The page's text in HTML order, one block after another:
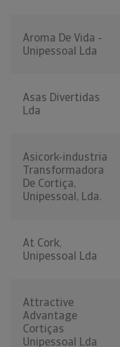
Aroma De Vida -
Unipessoal Lda
Asas Divertidas
Lda
Asicork-industria
Transformadora
De Cortiça,
Unipessoal, Lda.
At Cork,
Unipessoal Lda
Attractive
Advantage
Cortiças
Unipessoal Lda